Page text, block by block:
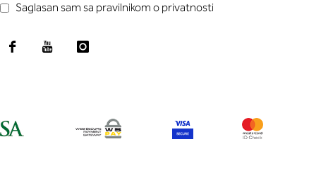
Saglasan sam sa pravilnikom o privatnosti